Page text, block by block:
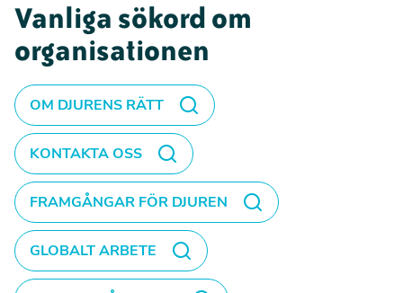
Vanliga sökord om
organisationen
OM DJURENS RÄTT
KONTAKTA OSS
FRAMGÅNGAR FÖR DJUREN
GLOBALT ARBETE